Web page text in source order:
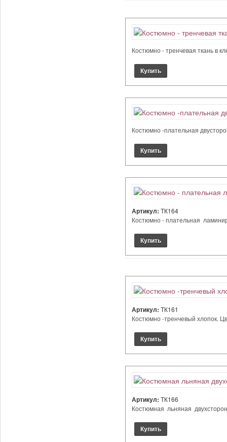
Костюмно - тренчевая ткань в
Костюмно -плательная
Артикул: ТК164
Костюмно - плательная
Артикул: ТК161
Костюмно -тренчевый хлопок.
Артикул: ТК166
Костюмная льняная